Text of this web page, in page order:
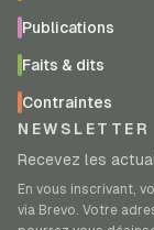
Publications
Faits & dits
Contraintes
NEWSLETTER
Recevez les
En vous inscrivant,
via Brevo. Votre